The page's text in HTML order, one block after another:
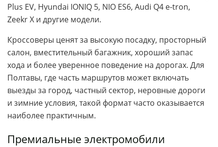
Plus EV, Hyundai IONIQ 5, NIO ES6, Audi Q4 e-tron,
Zeekr X и другие модели.
Кроссоверы ценят за высокую посадку, просторный
салон, вместительный багажник, хороший запас
хода и более уверенное поведение на дорогах. Для
Полтавы, где часть маршрутов может включать
выезды за город, частный сектор, неровные дороги
и зимние условия, такой формат часто оказывается
наиболее практичным.
Премиальные электромобили